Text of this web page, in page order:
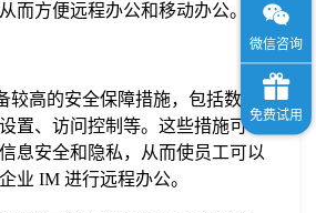
而方便远程办公和移动办公。
较高的安全保障措施，包括数据
置、访问控制等。这些措施可以
息安全和隐私，从而使员工可以
业 IM 进行远程办公。